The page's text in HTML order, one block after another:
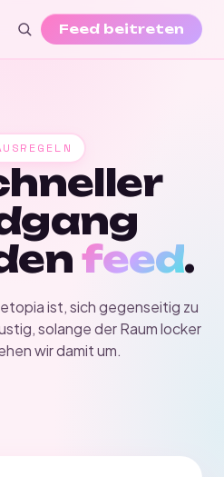
Feed beitreten
feed.
ist, sich gegenseitig zu
solange der Raum locker
wir damit um.